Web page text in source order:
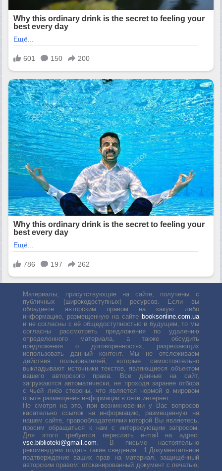
Материалы, присутствующие на сайте, получены с
публичных (широкодоступных) ресурсов. Если вы
обладаете авторским правом на какую либо
информацию, размещенную на сайте booksonline.com.ua
и не согласны с её общедоступностью в будущем, то мы
согласны рассмотреть предложения по удалению
определенного материала, а также обсудить
предложения о договоренностях, разрешающих
использовать данный контент. Мы не отслеживаем
действия пользователей, которые самостоятельно
выкладывают источники текстов, являющиеся объектом
вашего авторского права. Все данные на сайт,
загружаются автоматически, не проходя заранее отбора
с чьей либо стороны, что является нормой в мировом
опыте размещения информации в сети интернет.
Не смотря на это, при возникновении у Вас вопросов
касательно ссылок на информацию, размещенную на
нашем сайте, правообладателями которой Вы являетесь,
просим обращаться к нам с интересующим запросом.
Для этого требуется переслать е-mail на адрес:
vse.biblioteki@gmail.com . В письме настоятельно
рекомендуем подать такие сведения : 1.Документальное
подтверждение ваших прав на материал, защищённый
авторским правом: отсканированный документ с печатью,